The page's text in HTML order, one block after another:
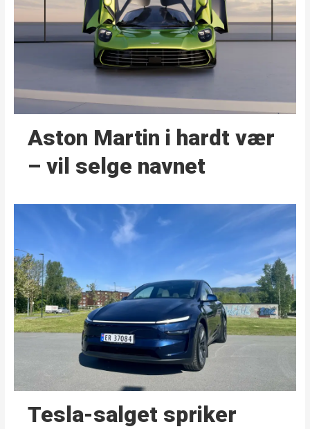
Aston Martin i hardt vær
– vil selge navnet
Tesla-salget spriker